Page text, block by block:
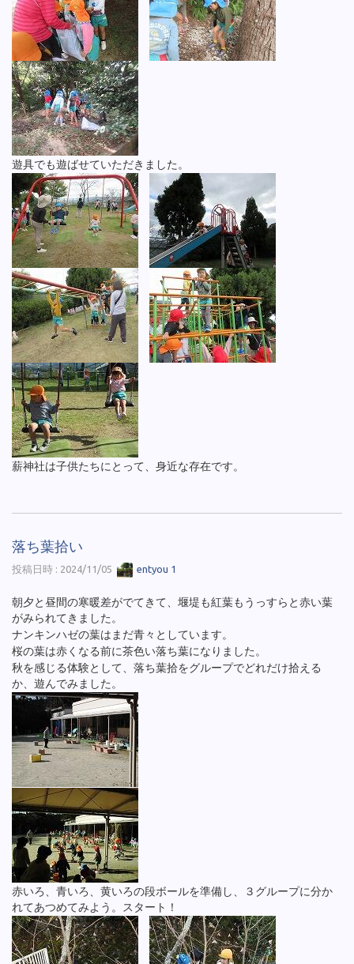
遊具でも遊ばせていただきました。
薪神社は子供たちにとって、身近な存在です。
落ち葉拾い
投稿日時 : 2024/11/05 entyou 1
朝夕と昼間の寒暖差がでてきて、堰堤も紅葉もうっすらと赤い葉
がみられてきました。
ナンキンハゼの葉はまだ青々としています。
桜の葉は赤くなる前に茶色い落ち葉になりました。
秋を感じる体験として、落ち葉拾をグループでどれだけ拾える
か、遊んでみました。
赤いろ、青いろ、黄いろの段ボールを準備し、３グループに分か
れてあつめてみよう。スタート！